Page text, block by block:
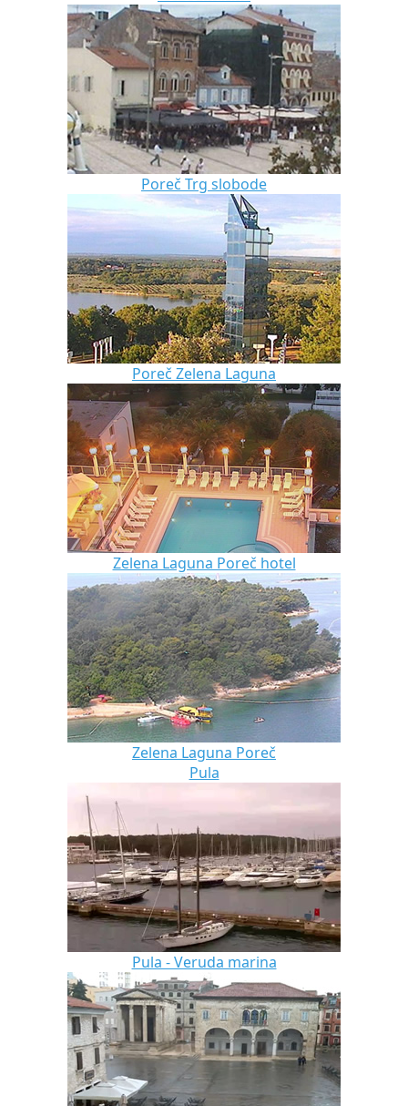
Poreč Trg slobode
Poreč Zelena Laguna
Zelena Laguna Poreč hotel
Zelena Laguna Poreč
Pula
Pula - Veruda marina